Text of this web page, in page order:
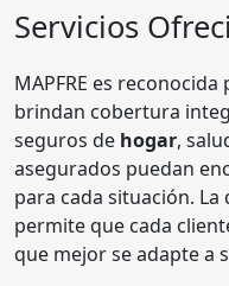
Servicios
MAPFRE es reconocida
brindan cobertura
seguros de hogar,
asegurados puedan
para cada situación.
permite que cada
que mejor se adapte a